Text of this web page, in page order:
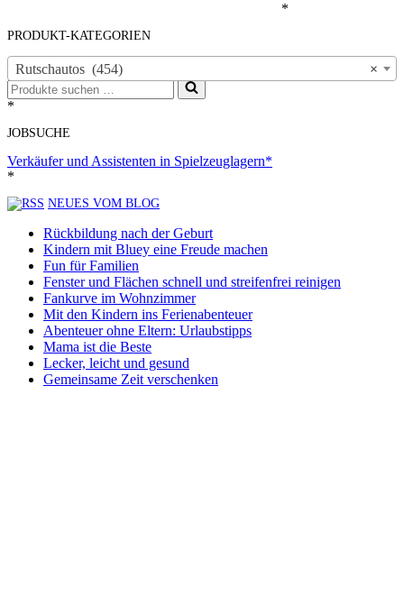
*
PRODUKT-KATEGORIEN
×
Rutschautos (454)
Suchen
nach …
*
JOBSUCHE
Verkäufer und Assistenten in Spielzeuglagern*
*
NEUES VOM BLOG
Rückbildung nach der Geburt
Kindern mit Bluey eine Freude machen
Fun für Familien
Fenster und Flächen schnell und streifenfrei reinigen
Fankurve im Wohnzimmer
Mit den Kindern ins Ferienabenteuer
Abenteuer ohne Eltern: Urlaubstipps
Mama ist die Beste
Lecker, leicht und gesund
Gemeinsame Zeit verschenken